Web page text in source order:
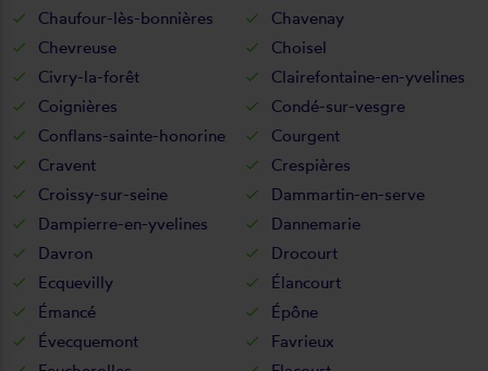
Chaufour-lès-bonnières
Chavenay
Chevreuse
Choisel
Civry-la-forêt
Clairefontaine-en-yvelines
Coignières
Condé-sur-vesgre
Conflans-sainte-honorine
Courgent
Cravent
Crespières
Croissy-sur-seine
Dammartin-en-serve
Dampierre-en-yvelines
Dannemarie
Davron
Drocourt
Ecquevilly
Élancourt
Émancé
Épône
Évecquemont
Favrieux